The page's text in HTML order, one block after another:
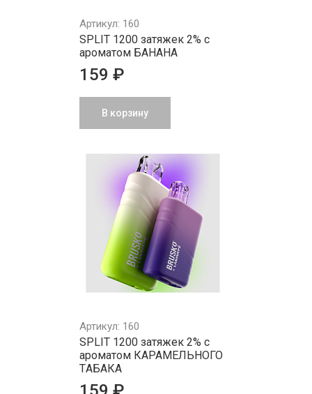
Артикул: 160
SPLIT 1200 затяжек 2% с
ароматом БАНАНА
159 ₽
В корзину
Артикул: 160
SPLIT 1200 затяжек 2% с
ароматом КАРАМЕЛЬНОГО
ТAБAКA